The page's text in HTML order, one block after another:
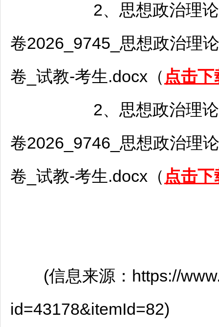
2、思想政治理论课
卷2026_9745_思想政治理
卷_试教-考生.docx（ 点击下
2、思想政治理论课
卷2026_9746_思想政治理
卷_试教-考生.docx（ 点击下
(信息来源：https://
id=43178&itemId=82)